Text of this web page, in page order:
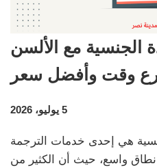
الجنسية مع الألسن
وقت وأفضل سعر
5 يوليو، 2026
هي إحدى خدمات الترجمة
واسع، حيث أن الكثير من